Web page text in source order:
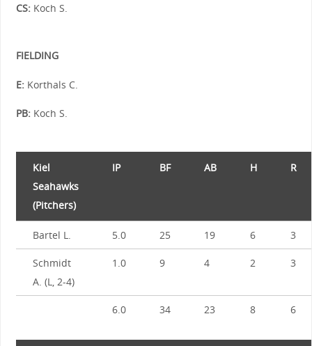
CS:Koch S.
FIELDING
E:Korthals C.
PB:Koch S.
Kiel
Seahawks
(Pitchers)
IP BF AB H R
Bartel L. 5.0 25 19 6 3
Schmidt
A. (L, 2-4)
1.0 9 4 2 3
6.0 34 23 8 6